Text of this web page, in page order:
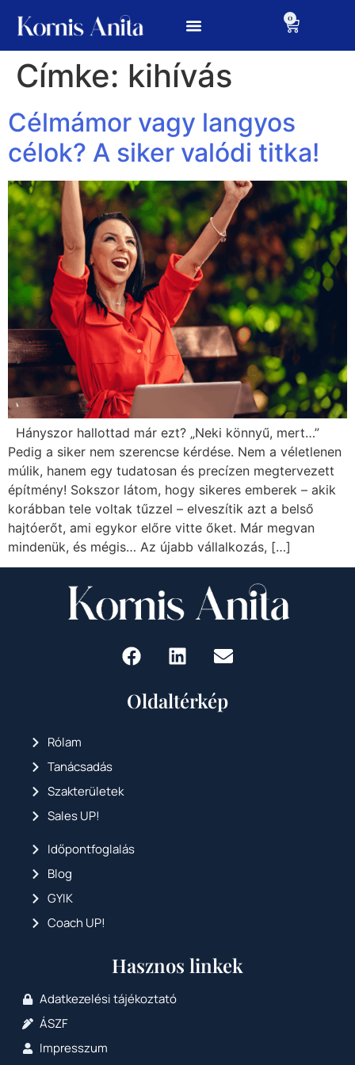
0
Címke: kihívás
Célmámor vagy langyos
célok? A siker valódi titka!
Hányszor hallottad már ezt? „Neki könnyű, mert…”
Pedig a siker nem szerencse kérdése. Nem a véletlenen
múlik, hanem egy tudatosan és precízen megtervezett
építmény! Sokszor látom, hogy sikeres emberek – akik
korábban tele voltak tűzzel – elveszítik azt a belső
hajtóerőt, ami egykor előre vitte őket. Már megvan
mindenük, és mégis… Az újabb vállalkozás, […]
Oldaltérkép
Rólam
Tanácsadás
Szakterületek
Sales UP!
Időpontfoglalás
Blog
GYIK
Coach UP!
Hasznos linkek
Adatkezelési tájékoztató
ÁSZF
Impresszum